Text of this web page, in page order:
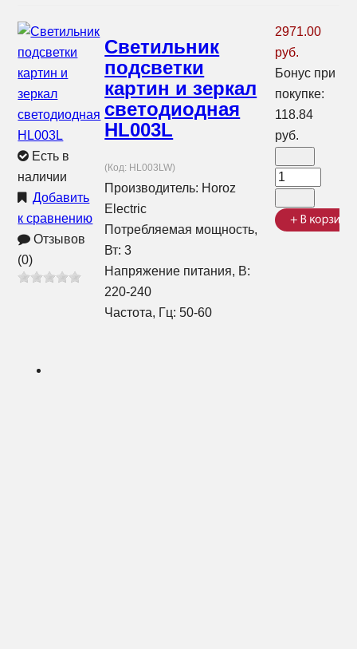
Есть в
наличии
Добавить
к сравнению
Отзывов
(0)
Светильник
подсветки
картин и зеркал
светодиодная
HL003L
(Код: HL003LW)
Производитель: Horoz
Electric
Потребляемая мощность,
Вт: 3
Напряжение питания, В:
220-240
Частота, Гц: 50-60
2971.00
руб.
Бонус при
покупке:
118.84
руб.